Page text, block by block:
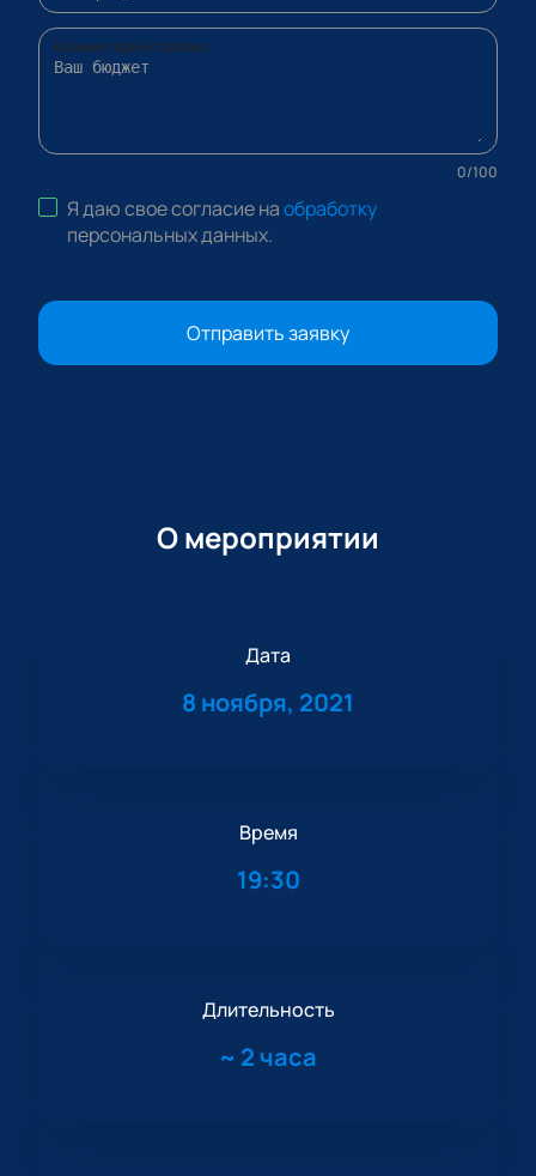
Комментарий к заявке
0/100
Я даю свое согласие наобработку
персональных данных.
Отправить заявку
О мероприятии
Дата
8 ноября, 2021
Время
19:30
Длительность
~ 2 часа